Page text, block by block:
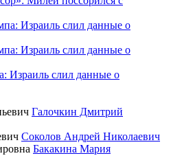
Израиль слил данные о
Галочкин Дмитрий
Соколов Андрей Николаевич
Бакакина Мария